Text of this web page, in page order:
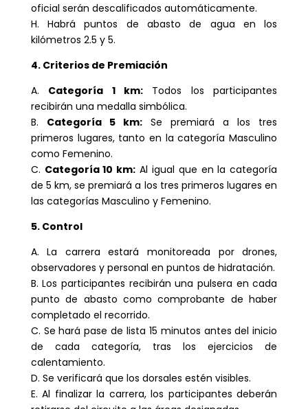
oficial serán descalificados automáticamente.
H. Habrá puntos de abasto de agua en los
kilómetros 2.5 y 5.
4. Criterios de Premiación
A. Categoría 1 km: Todos los participantes
recibirán una medalla simbólica.
B. Categoría 5 km:Se premiará a los tres
primeros lugares, tanto en la categoría Masculino
como Femenino.
C. Categoría 10 km: Al igual que en la categoría
de 5 km, se premiará a los tres primeros lugares en
las categorías Masculino y Femenino.
5. Control
A. La carrera estará monitoreada por drones,
observadores y personal en puntos de hidratación.
B. Los participantes recibirán una pulsera en cada
punto de abasto como comprobante de haber
completado el recorrido.
C. Se hará pase de lista 15 minutos antes del inicio
de cada categoría, tras los ejercicios de
calentamiento.
D. Se verificará que los dorsales estén visibles.
E. Al finalizar la carrera, los participantes deberán